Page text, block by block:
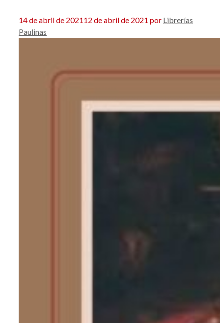
14 de abril de 202112 de abril de 2021 por Librerías
Paulinas